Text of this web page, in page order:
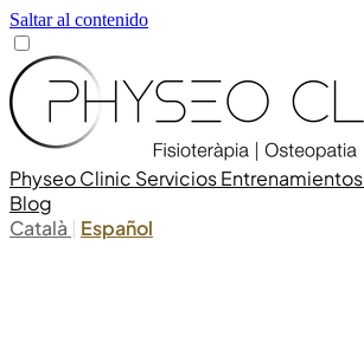
Saltar al contenido
Physeo Clinic ServiciosEntrenamientos
Blog
Català
Español